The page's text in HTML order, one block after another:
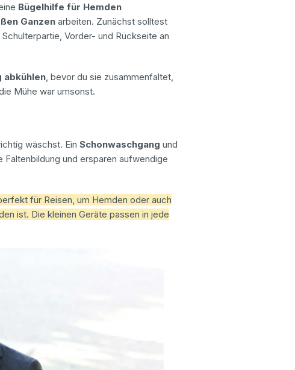
Bügelhilfe für Hemden
Ganzen arbeiten. Zunächst solltest
Vorder- und Rückseite an
abkühlen , bevor du sie zusammenfaltet,
Mühe war umsonst.
wäschst. EinSchonwaschgang und
Faltenbildung und ersparen aufwendige
für Reisen, um Hemden oder auch
ist. Die kleinen Geräte passen in jede